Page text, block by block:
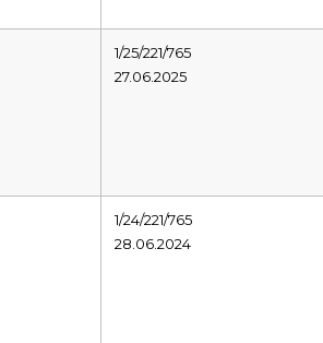
1/25/221/765
27.06.2025
1/24/221/765
28.06.2024